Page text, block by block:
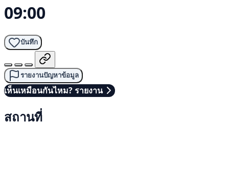
09:00
บันทึก
รายงานปัญหาข้อมูล
เห็นเหมือนกันไหม? รายงาน
สถานที่